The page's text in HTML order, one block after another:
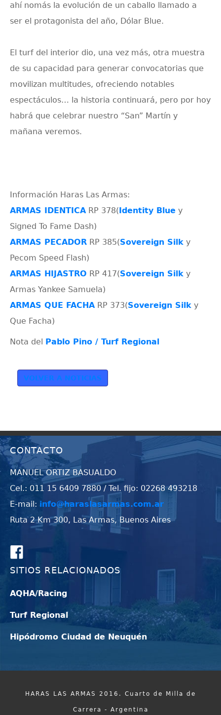
ahí nomás la evolución de un caballo llamado a
ser el protagonista del año, Dólar Blue.
El turf del interior dio, una vez más, otra muestra
de su capacidad para generar convocatorias que
movilizan multitudes, ofreciendo notables
espectáculos… la historia continuará, pero por hoy
habrá que celebrar nuestro “San” Martín y
mañana veremos.
Información Haras Las Armas:
ARMAS IDENTICARP 378(Identity Blue y
Signed To Fame Dash)
ARMAS PECADOR RP 385(Sovereign Silk y
Pecom Speed Flash)
ARMAS HIJASTRO RP 417(Sovereign Silk y
Armas Yankee Samuela)
ARMAS QUE FACHARP 373(Sovereign Silk y
Que Facha)
Nota del Pablo Pino / Turf Regional
VOLVER A NOTICIAS
CONTACTO
MANUEL ORTIZ BASUALDO
Cel.: 011 15 6409 7880 / Tel. fijo: 02268 493218
E-mail: info@haraslasarmas.com.ar
Ruta 2 Km 300, Las Armas, Buenos Aires
SITIOS RELACIONADOS
AQHA/Racing
Turf Regional
Hipódromo Ciudad de Neuquén
HARAS LAS ARMAS 2016. Cuarto de Milla de
Carrera - Argentina